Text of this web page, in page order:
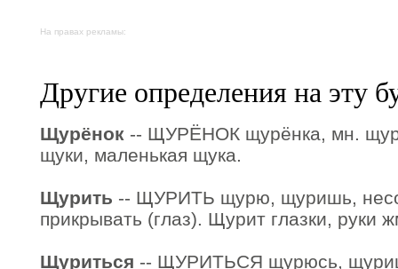
На правах рекламы:
Другие определения на эту
Щурёнок -- ЩУРЁНОК щурёнка, мн.
щуки, маленькая щука.
Щурить -- ЩУРИТЬ щурю, щуришь,
прикрывать (глаз). Щурит глазки, руки
Щуриться -- ЩУРИТЬСЯ щурюсь,